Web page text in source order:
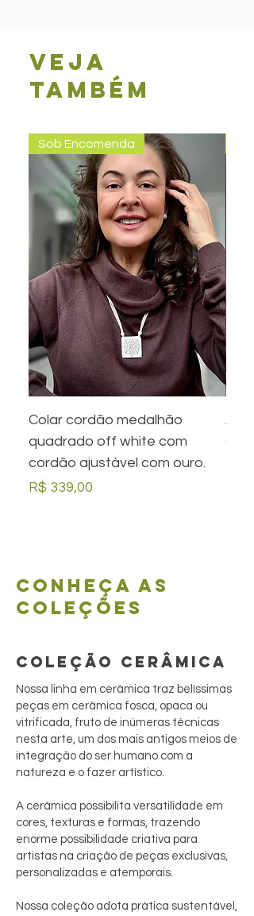
Veja
também
Sob Encomenda
Colar cordão medalhão
quadrado off white com
cordão ajustável com ouro.
Preço
R$ 339,00
Conheça as
coleções
COLEÇÃO CERÂMICA
Nossa linha em cerâmica traz belíssimas
peças em cerâmica fosca, opaca ou
vitrificada, fruto de inúmeras técnicas
nesta arte, um dos mais antigos meios de
integração do ser humano com a
natureza e o fazer artístico.
A cerâmica possibilita versatilidade em
cores, texturas e formas, trazendo
enorme possibilidade criativa para
artistas na criação de peças exclusivas,
personalizadas e atemporais.
Nossa coleção adota prática sustentável,